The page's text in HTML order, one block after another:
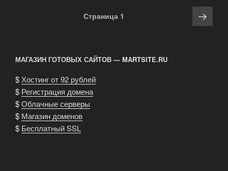
Страница 1
МАГАЗИН ГОТОВЫХ САЙТОВ — MARTSITE.RU
$ Хостинг от 92 рублей
$ Регистрация домена
$Облачные серверы
$ Магазин доменов
$ Бесплатный SSL